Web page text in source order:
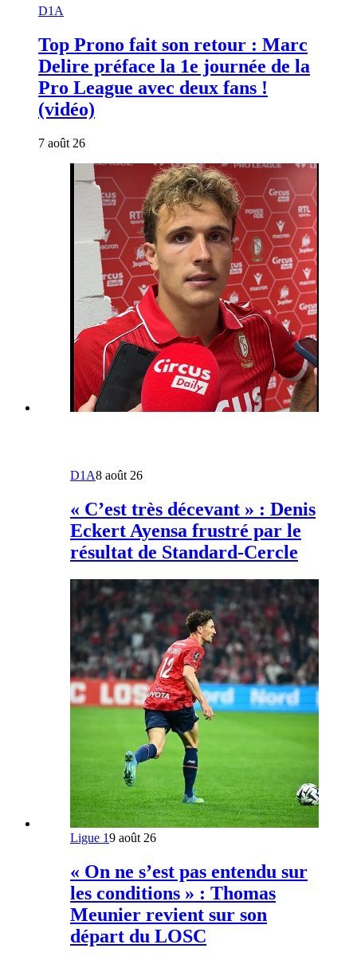
D1A
Top Prono fait son retour : Marc
Delire préface la 1e journée de la
Pro League avec deux fans !
(vidéo)
7 août 26
D1A8 août 26
« C’est très décevant » : Denis
Eckert Ayensa frustré par le
résultat de Standard-Cercle
Ligue 19 août 26
« On ne s’est pas entendu sur
les conditions » : Thomas
Meunier revient sur son
départ du LOSC